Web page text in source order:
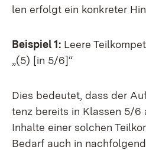
len er­folgt ein kon­kre­ter
Bei­spiel 1: Lee­re
„(5) [in 5/6]“
Dies be­deu­tet, dass der
tenz be­reits in Klas­sen 5/6
In­hal­te ei­ner sol­chen
Be­darf auch in